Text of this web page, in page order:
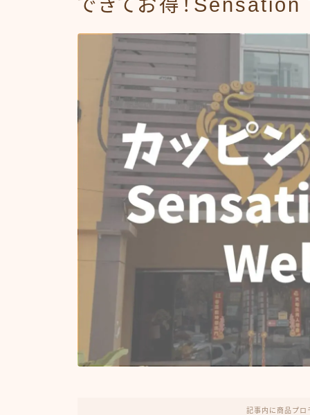
できてお得！
記事内に商品プロ